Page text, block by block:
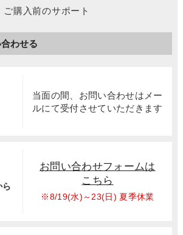
ご購入前のサポート
わせる
当面の間、お問い合わせは メー
ルにて受付させていただきます
ら
お問い合わせフォームは
こちら
※8/19(水)～23(日) 夏季休業